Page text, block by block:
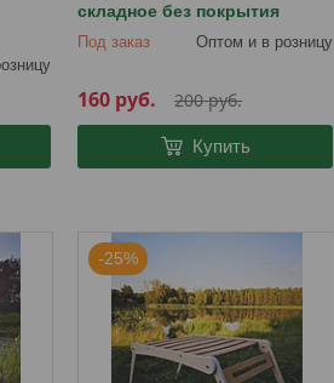
складное без покрытия
Под заказ Оптом и в розницу
200руб.
160 руб.
Купить
-25%